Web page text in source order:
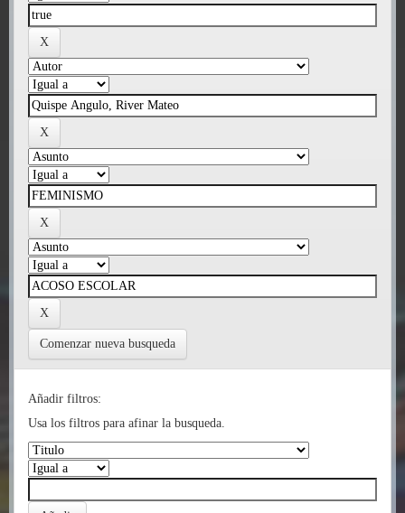
Comenzar nueva busqueda
Añadir filtros:
Usa los filtros para afinar la busqueda.